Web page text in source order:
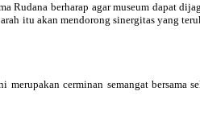
Rudana berharap agar museum dapat
itu akan mendorong sinergitas yang
cerminan semangat bersama